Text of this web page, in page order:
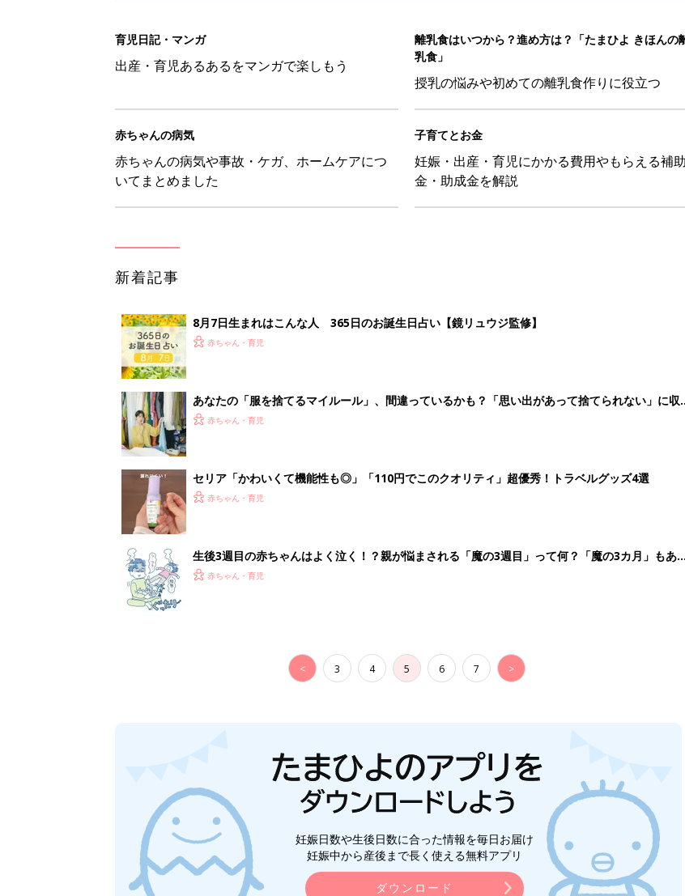
8月7日生まれはこんな人 365日のお誕生日占い【鏡リュウジ監修】
赤ちゃん・育児
あなたの「服を捨てるマイルール」、間違っているかも？「思い出があって捨てられない」に収納
赤ちゃん・育児
セリア「かわいくて機能性も◎」「110円でこのクオリティ」超優秀！トラベルグッズ4選
< 3 5 6 7 >